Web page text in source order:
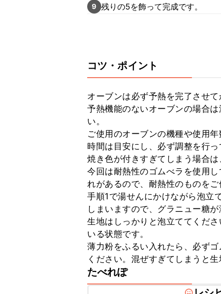
9 残りの5を飾って完成です。
コツ・ポイント
オーブンは必ず予熱を完了させて
予熱機能のないオーブンの場合
い。
ご使用のオーブンの機種や使用
時間は目安にし、必ず調整を行っ
焼き色が付きすぎてしまう場合
今回は耐熱性のゴムべラを使用
れがあるので、耐熱性のものをご
手順1で湯せんにかけながら泡立
しまいますので、グラニュー糖
生地はしっかりと泡立ててくだ
いる状態です。
薄力粉をふるい入れたら、必ず
ください。混ぜすぎてしまうと
たべれぽ